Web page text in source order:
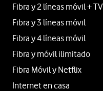
Fibra y 2 líneas móvil + TV
Fibra y 3 líneas móvil
Fibra y 4 líneas móvil
Fibra y móvil ilimitado
Fibra Móvil y Netflix
Internet en casa